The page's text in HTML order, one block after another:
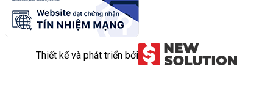
Thiết kế và phát triển bởi